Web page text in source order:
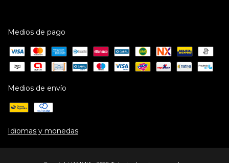
Medios de pago
Medios de envío
Idiomas y monedas